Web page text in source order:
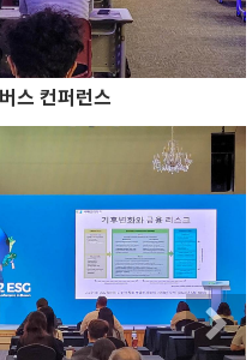
스 컨퍼런스